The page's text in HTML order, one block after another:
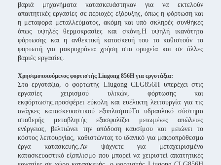
βαριά μηχανήματα κατασκευάστηκαν για να εκτελούν
απαιτητικές εργασίες σε περιοχές εξόρυξης, όπως η φόρτωση και
η μεταφορά μεταλλεύματος, ακόμη και υπό σκληρές συνθήκες
όπως υψηλές θερμοκρασίες και σκόνη.Η υψηλή ικανότητα
φόρτωσης και η ανθεκτική κατασκευή του το καθιστούν το
φορτωτή για μακροχρόνια χρήση στα ορυχεία και σε άλλες
βαριές εργασίες.
Χρησιμοποιούμενος φορτιστής Liugong 856H για εργοτάξια:
Στα εργοτάξια, ο φορτωτής Liugong CLG856H υπερέχει στις
εργασίες χειρισμού υλικών, φόρτωσης και
εκφόρτωσης.προσφέρει εύκολη και ευέλικτη λειτουργία για τις
ανάγκες κατασκευαστικού εξοπλισμούΤο υδραυλικό σύστημα
σταθερής μεταβλητής εξασφαλίζει μειωμένες απώλειες
ενέργειας, βελτιώνει την απόδοση καυσίμου και μειώνει το
κόστος λειτουργίας, καθιστώντας το ιδανικό για μακροπρόθεσμα
έργα κατασκευής.Αν ψάχνετε για μεταχειρισμένο
κατασκευαστικό εξοπλισμό που μπορεί να χειριστεί απαιτητικές